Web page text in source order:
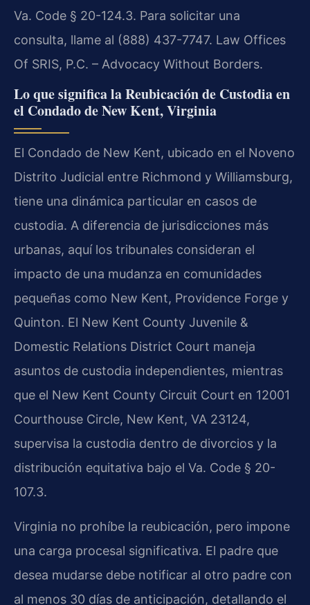
Va. Code § 20-124.3. Para solicitar una
consulta, llame al (888) 437-7747. Law Offices
Of SRIS, P.C. – Advocacy Without Borders.
Lo que significa la Reubicación de Custodia en
el Condado de New Kent, Virginia
El Condado de New Kent, ubicado en el Noveno
Distrito Judicial entre Richmond y Williamsburg,
tiene una dinámica particular en casos de
custodia. A diferencia de jurisdicciones más
urbanas, aquí los tribunales consideran el
impacto de una mudanza en comunidades
pequeñas como New Kent, Providence Forge y
Quinton. El New Kent County Juvenile &
Domestic Relations District Court maneja
asuntos de custodia independientes, mientras
que el New Kent County Circuit Court en 12001
Courthouse Circle, New Kent, VA 23124,
supervisa la custodia dentro de divorcios y la
distribución equitativa bajo el Va. Code § 20-
107.3.
Virginia no prohíbe la reubicación, pero impone
una carga procesal significativa. El padre que
desea mudarse debe notificar al otro padre con
al menos 30 días de anticipación, detallando el